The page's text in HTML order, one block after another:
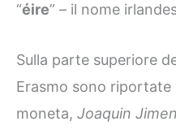
“éire” – il nome
Sulla parte superiore
Erasmo sono riportate
moneta, Joaquin